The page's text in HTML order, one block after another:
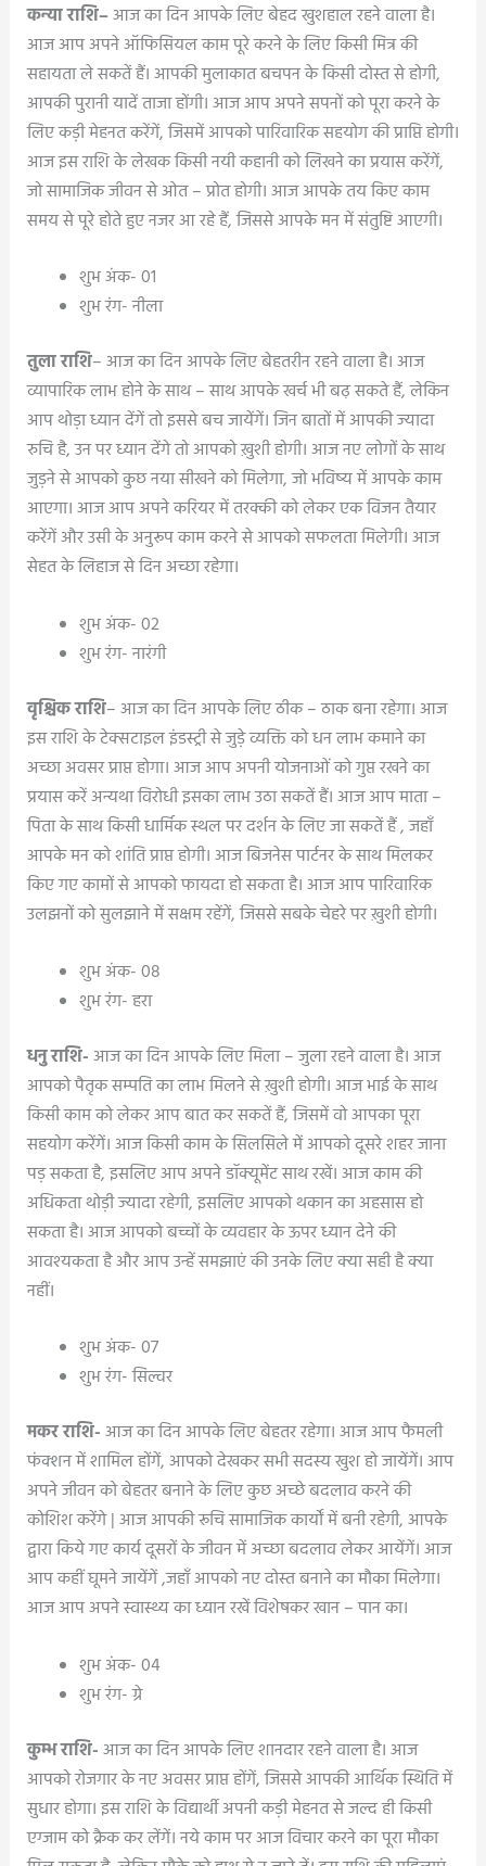
कन्या राशि–आज का दिन आपके लिए बेहद खुशहाल रहने वाला है।
आज आप अपने ऑफिसियल काम पूरे करने के लिए किसी मित्र की
सहायता ले सकतें हैं। आपकी मुलाकात बचपन के किसी दोस्त से होगी,
आपकी पुरानी यादें ताजा होंगी। आज आप अपने सपनों को पूरा करने के
लिए कड़ी मेहनत करेंगें, जिसमें आपको पारिवारिक सहयोग की प्राप्ति होगी।
आज इस राशि के लेखक किसी नयी कहानी को लिखने का प्रयास करेंगें,
जो सामाजिक जीवन से ओत – प्रोत होगी। आज आपके तय किए काम
समय से पूरे होते हुए नजर आ रहे हैं, जिससे आपके मन में संतुष्टि आएगी।
शुभ अंक- 01
शुभ रंग- नीला
तुला राशि– आज का दिन आपके लिए बेहतरीन रहने वाला है। आज
व्यापारिक लाभ होने के साथ – साथ आपके खर्च भी बढ़ सकते हैं, लेकिन
आप थोड़ा ध्यान देंगें तो इससे बच जायेंगें। जिन बातों में आपकी ज्यादा
रुचि है, उन पर ध्यान देंगे तो आपको ख़ुशी होगी। आज नए लोगों के साथ
जुड़ने से आपको कुछ नया सीखने को मिलेगा, जो भविष्य में आपके काम
आएगा। आज आप अपने करियर में तरक्की को लेकर एक विजन तैयार
करेंगें और उसी के अनुरूप काम करने से आपको सफलता मिलेगी। आज
सेहत के लिहाज से दिन अच्छा रहेगा।
शुभ अंक- 02
शुभ रंग- नारंगी
वृश्चिक राशि– आज का दिन आपके लिए ठीक – ठाक बना रहेगा। आज
इस राशि के टेक्सटाइल इंडस्ट्री से जुड़े व्यक्ति को धन लाभ कमाने का
अच्छा अवसर प्राप्त होगा। आज आप अपनी योजनाओं को गुप्त रखने का
प्रयास करें अन्यथा विरोधी इसका लाभ उठा सकतें हैं। आज आप माता –
पिता के साथ किसी धार्मिक स्थल पर दर्शन के लिए जा सकतें हैं , जहाँ
आपके मन को शांति प्राप्त होगी। आज बिजनेस पार्टनर के साथ मिलकर
किए गए कामों से आपको फायदा हो सकता है। आज आप पारिवारिक
उलझनों को सुलझाने में सक्षम रहेंगें, जिससे सबके चेहरे पर ख़ुशी होगी।
शुभ अंक- 08
शुभ रंग- हरा
धनु राशि-आज का दिन आपके लिए मिला – जुला रहने वाला है। आज
आपको पैतृक सम्पति का लाभ मिलने से ख़ुशी होगी। आज भाई के साथ
किसी काम को लेकर आप बात कर सकतें हैं, जिसमें वो आपका पूरा
सहयोग करेंगें। आज किसी काम के सिलसिले में आपको दूसरे शहर जाना
पड़ सकता है, इसलिए आप अपने डॉक्यूमेंट साथ रखें। आज काम की
अधिकता थोड़ी ज्यादा रहेगी, इसलिए आपको थकान का अहसास हो
सकता है। आज आपको बच्चों के व्यवहार के ऊपर ध्यान देने की
आवश्यकता है और आप उन्हें समझाएं की उनके लिए क्या सही है क्या
नहीं।
शुभ अंक- 07
शुभ रंग- सिल्वर
मकर राशि-आज का दिन आपके लिए बेहतर रहेगा। आज आप फैमली
फंक्शन में शामिल होंगें, आपको देखकर सभी सदस्य खुश हो जायेंगें। आप
अपने जीवन को बेहतर बनाने के लिए कुछ अच्छे बदलाव करने की
कोशिश करेंगे | आज आपकी रूचि सामाजिक कार्यों में बनी रहेगी, आपके
द्वारा किये गए कार्य दूसरों के जीवन में अच्छा बदलाव लेकर आयेंगें। आज
आप कहीं घूमने जायेंगें ,जहाँ आपको नए दोस्त बनाने का मौका मिलेगा।
आज आप अपने स्वास्थ्य का ध्यान रखें विशेषकर खान – पान का।
शुभ अंक- 04
शुभ रंग- ग्रे
कुम्भ राशि-आज का दिन आपके लिए शानदार रहने वाला है। आज
आपको रोजगार के नए अवसर प्राप्त होंगें, जिससे आपकी आर्थिक स्थिति में
सुधार होगा। इस राशि के विद्यार्थी अपनी कड़ी मेहनत से जल्द ही किसी
एग्जाम को क्रैक कर लेंगें। नये काम पर आज विचार करने का पूरा मौका